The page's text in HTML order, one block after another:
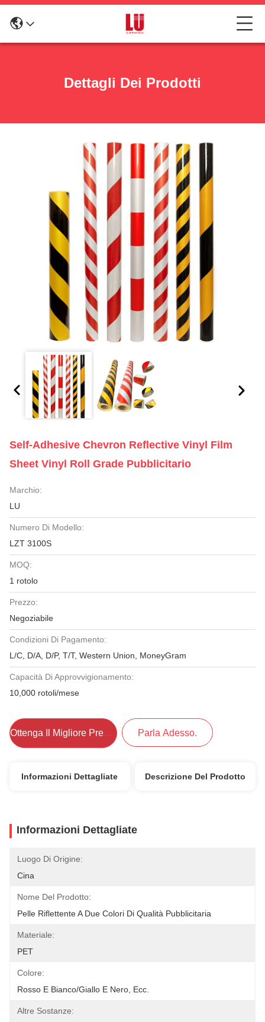
Dettagli Dei Prodotti
Self-Adhesive Chevron Reflective Vinyl Film
Sheet Vinyl Roll Grade Pubblicitario
Marchio:
LU
Numero Di Modello:
LZT 3100S
MOQ:
1 rotolo
Prezzo:
Negoziabile
Condizioni Di Pagamento:
L/C, D/A, D/P, T/T, Western Union, MoneyGram
Capacità Di Approvvigionamento:
10,000 rotoli/mese
Ottenga Il Migliore Prezzo Parla Adesso.
Informazioni Dettagliate Descrizione Del Prodotto
Informazioni Dettagliate
Luogo Di Origine:
Cina
Nome Del Prodotto:
Pelle Riflettente A Due Colori Di Qualità Pubblicitaria
Materiale:
PET
Colore:
Rosso E Bianco/giallo E Nero, Ecc.
Altre Sostanze: